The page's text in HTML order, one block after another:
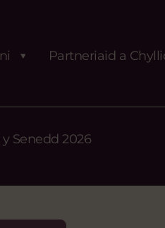
Partneriaid a
Senedd 2026